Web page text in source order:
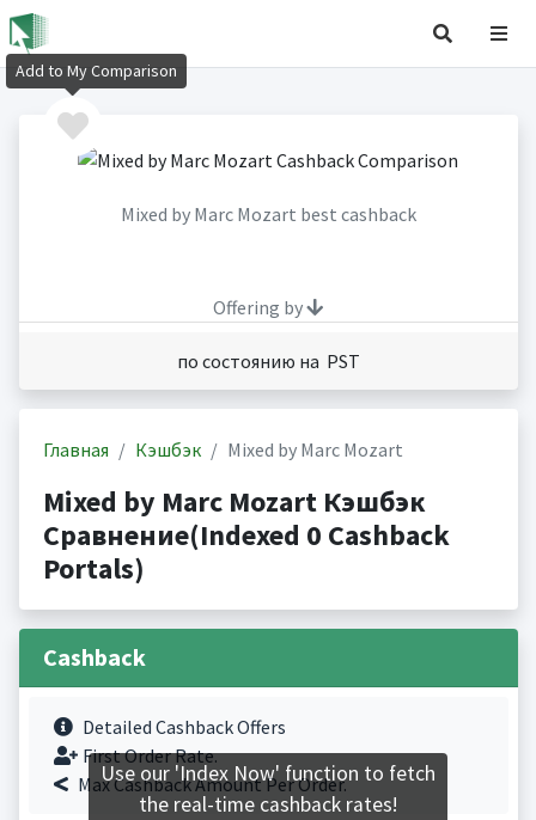
Mixed by Marc Mozart best cashback
Offering by
по состоянию на PST
Главная Кэшбэк Mixed by Marc Mozart
Mixed by Marc Mozart Кэшбэк
Сравнение(Indexed 0 Cashback
Portals)
Cashback
Detailed Cashback Offers
First Order Rate.
Max Cashback Amount Per Order.
Add to My Comparison
Use our 'Index Now' function to fetch
the real-time cashback rates!